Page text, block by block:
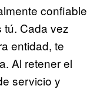
confiable
tú. Cada vez
entidad, te
Al retener el
servicio y